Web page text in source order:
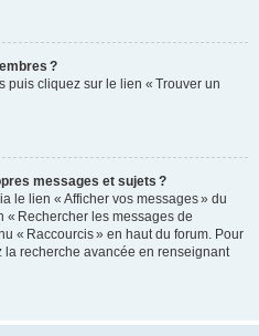
?
puis cliquez sur le lien « Trouver un
messages et sujets ?
le lien « Afficher vos messages » du
Rechercher les messages de
« Raccourcis » en haut du forum. Pour
recherche avancée en renseignant